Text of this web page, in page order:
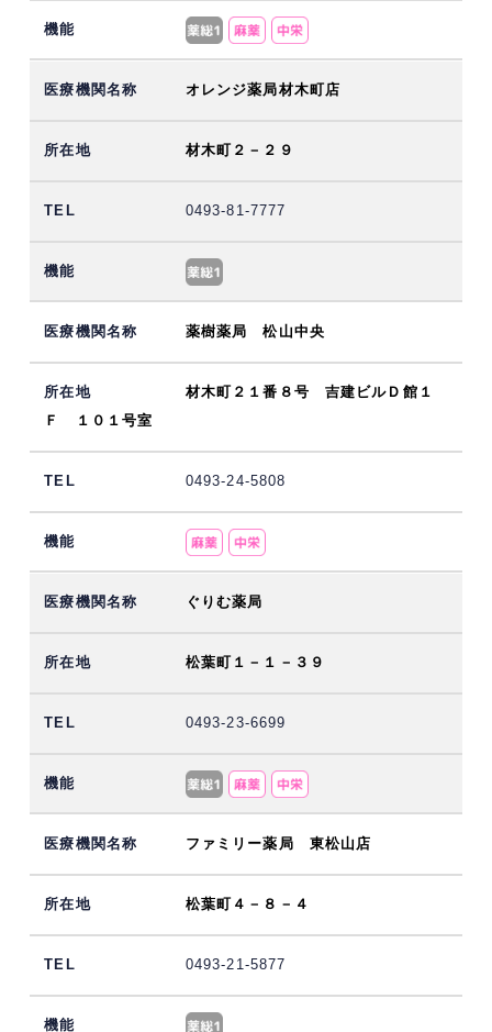
オレンジ薬局材木町店
材木町２－２９
0493-81-7777
薬樹薬局 松山中央
材木町２１番８号 吉建ビルＤ館１
Ｆ １０１号室
0493-24-5808
ぐりむ薬局
松葉町１－１－３９
0493-23-6699
ファミリー薬局 東松山店
松葉町４－８－４
0493-21-5877